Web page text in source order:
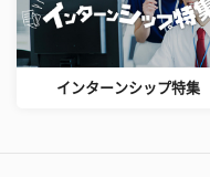
インターンシップ特集